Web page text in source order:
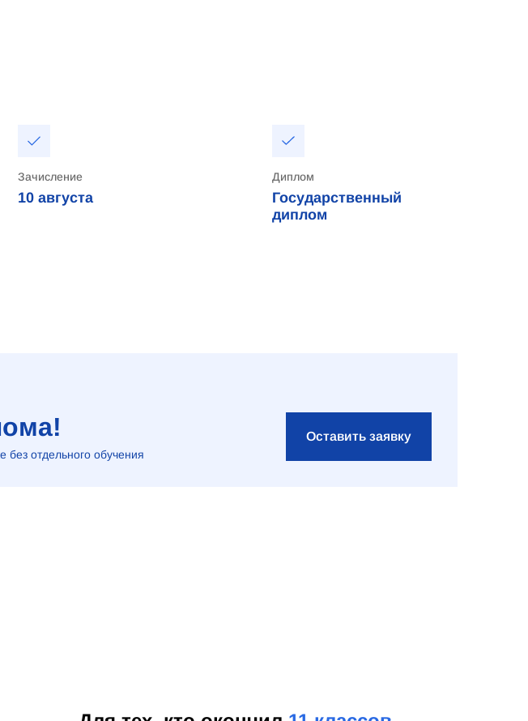
Зачисление
10 августа
Диплом
Государственный
диплом
отдельного обучения
Оставить заявку